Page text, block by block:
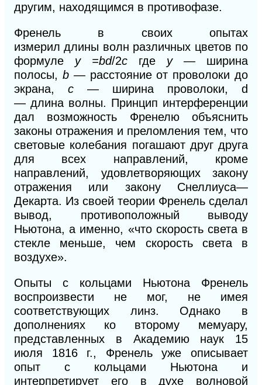
другим, находящимся в противофазе.
Френель в своих опытах
измерилдлины волн различных цветов по
формуле y =bd/2c где у — ширина
полосы, b — расстояниеот проволоки до
экрана, с — ширина проволоки, d
— длина волны. Принцип интерференции
дал возможность Френелю объяснить
законы отражения и преломления тем, что
световые колебания погашают друг друга
для всех направлений, кроме
направлений, удовлетворяющих закону
отражения или закону Снеллиуса—
Декарта. Из своей теории Френель сделал
вывод, противоположный выводу
Ньютона, а именно, «что скорость света в
стекле меньше, чем скорость света в
воздухе».
Опыты с кольцами Ньютона Френель
воспроизвести не мог, не имея
соответствующих линз. Однако в
дополнениях ко второму мемуару,
представленных в Академию наук 15
июля 1816 г., Френель уже описывает
опыт с кольцами Ньютона и
интерпретирует его в духе волновой